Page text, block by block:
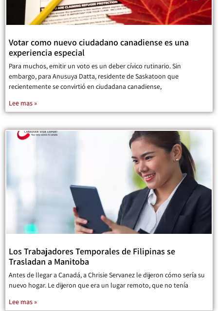
Votar como nuevo ciudadano canadiense es una
experiencia especial
Para muchos, emitir un voto es un deber cívico rutinario. Sin
embargo, para Anusuya Datta, residente de Saskatoon que
recientemente se convirtió en ciudadana canadiense,
Lee mas »
Los Trabajadores Temporales de Filipinas se
Trasladan a Manitoba
Antes de llegar a Canadá, a Chrisie Servanez le dijeron cómo sería su
nuevo hogar. Le dijeron que era un lugar remoto, que no tenía
Lee mas »